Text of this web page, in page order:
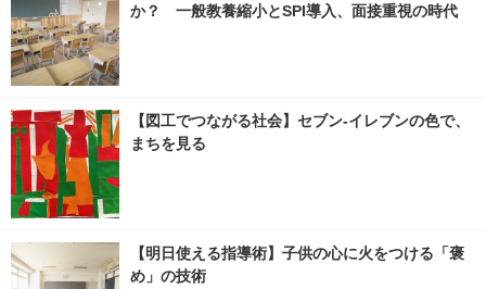
か？ 一般教養縮小とSPI導入、面接重視の時代
【図工でつながる社会】セブン‐イレブンの色で、
まちを見る
【明日使える指導術】子供の心に火をつける「褒
め」の技術